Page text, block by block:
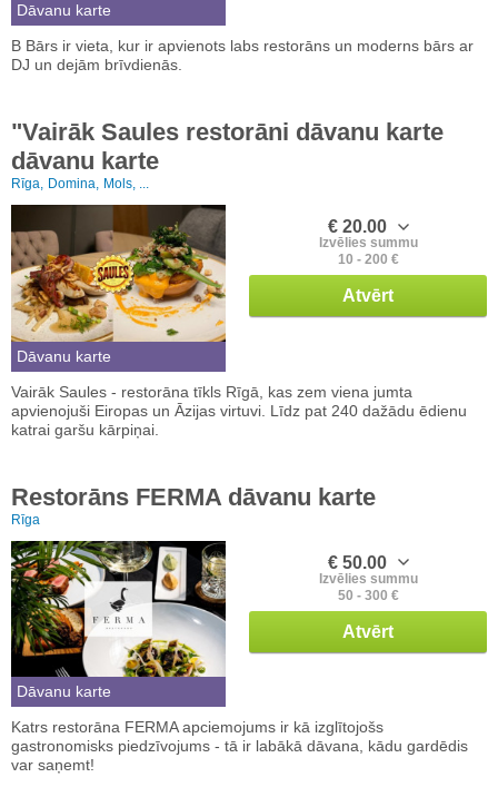
Dāvanu karte
B Bārs ir vieta, kur ir apvienots labs restorāns un moderns bārs ar
DJ un dejām brīvdienās.
"Vairāk Saules restorāni dāvanu karte
dāvanu karte
Rīga, Domina, Mols, ...
Dāvanu karte
€ 20.00
Izvēlies summu
10 - 200 €
Atvērt
Vairāk Saules - restorāna tīkls Rīgā, kas zem viena jumta
apvienojuši Eiropas un Āzijas virtuvi. Līdz pat 240 dažādu ēdienu
katrai garšu kārpiņai.
Restorāns FERMA dāvanu karte
Rīga
Dāvanu karte
€ 50.00
Izvēlies summu
50 - 300 €
Atvērt
Katrs restorāna FERMA apciemojums ir kā izglītojošs
gastronomisks piedzīvojums - tā ir labākā dāvana, kādu gardēdis
var saņemt!